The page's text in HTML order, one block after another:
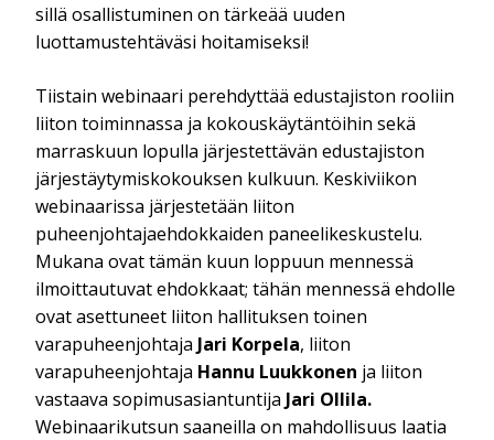
sillä osallistuminen on tärkeää uuden
luottamustehtäväsi hoitamiseksi!
Tiistain webinaari perehdyttää edustajiston rooliin
liiton toiminnassa ja kokouskäytäntöihin sekä
marraskuun lopulla järjestettävän edustajiston
järjestäytymiskokouksen kulkuun. Keskiviikon
webinaarissa järjestetään liiton
puheenjohtajaehdokkaiden paneelikeskustelu.
Mukana ovat tämän kuun loppuun mennessä
ilmoittautuvat ehdokkaat; tähän mennessä ehdolle
ovat asettuneet liiton hallituksen toinen
varapuheenjohtaja Jari Korpela, liiton
varapuheenjohtaja Hannu Luukkonen ja liiton
vastaava sopimusasiantuntija Jari Ollila.
Webinaarikutsun saaneilla on mahdollisuus laatia